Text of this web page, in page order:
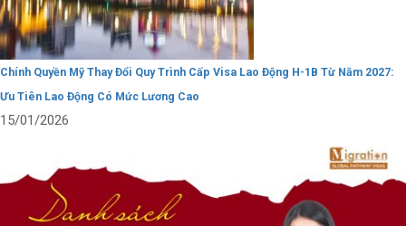
Chính Quyền Mỹ Thay Đổi Quy Trình Cấp Visa Lao Động H-1B Từ Năm 2027:
Ưu Tiên Lao Động Có Mức Lương Cao
15/01/2026